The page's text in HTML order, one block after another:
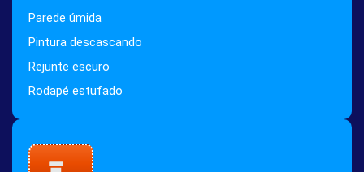
Parede úmida
Pintura descascando
Rejunte escuro
Rodapé estufado